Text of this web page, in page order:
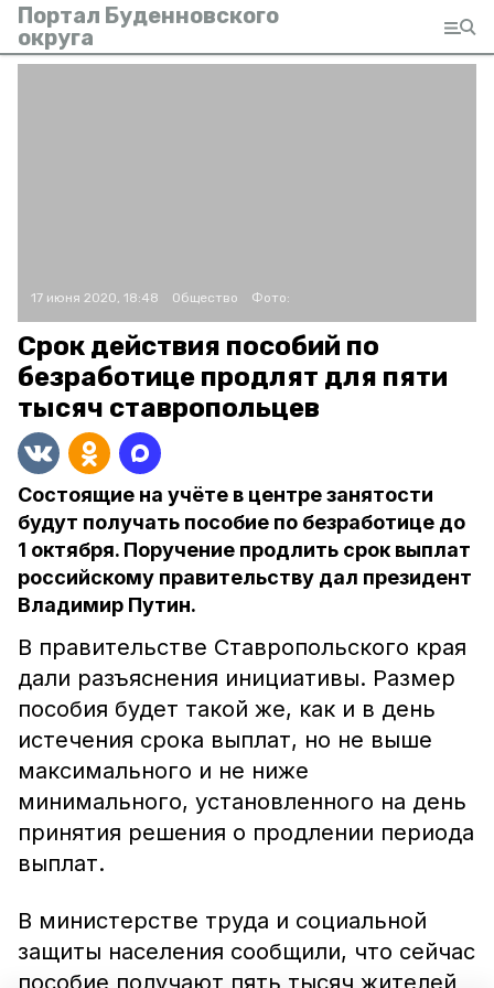
Портал Буденновского
округа
17 июня 2020, 18:48 Общество Фото:
Срок действия пособий по
безработице продлят для пяти
тысяч ставропольцев
Состоящие на учёте в центре занятости
будут получать пособие по безработице до
1 октября. Поручение продлить срок выплат
российскому правительству дал президент
Владимир Путин.
В правительстве Ставропольского края
дали разъяснения инициативы. Размер
пособия будет такой же, как и в день
истечения срока выплат, но не выше
максимального и не ниже
минимального, установленного на день
принятия решения о продлении периода
выплат.
В министерстве труда и социальной
защиты населения сообщили, что сейчас
пособие получают пять тысяч жителей